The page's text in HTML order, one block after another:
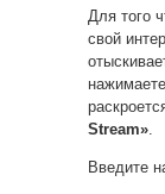
Для того
свой
Stream»
Введите